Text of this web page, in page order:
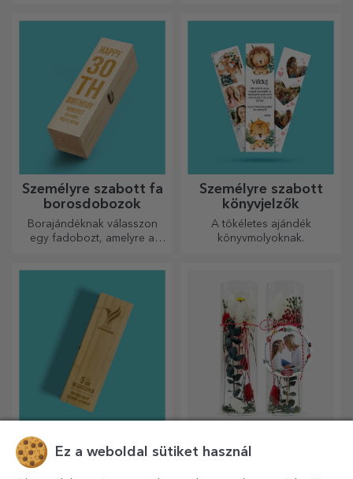
Személyre szabott kerek dísz
szöveggel - Mr & Mrs
3 121 Ft
Személyre szabott bor
üzenettel – Mrs & Mr
5 602 Ft/ 2 EUR csak címke
Más személyre szabott ajándékok
Egyedi kerek
aprítógépek
A konyhaművészet
szerelmesei minden
ezért az ízletes ételek a
legkreatívabb aprítókkal
Személyre szabott
sörösüvegek
Élvezze a kézműves sört
vicces üzenetekkel, képekkel
minden évszakra tökéletesen
Ez a weboldal sütiket használ